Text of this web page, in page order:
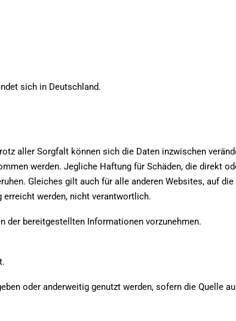
sich in Deutschland.
aller Sorgfalt können sich die Daten inzwischen
werden. Jegliche Haftung für Schäden, die direkt
Gleiches gilt auch für alle anderen Websites, auf
erreicht werden, nicht verantwortlich.
der bereitgestellten Informationen vorzunehmen.
oder anderweitig genutzt werden, sofern die Quelle